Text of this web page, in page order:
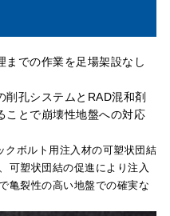
までの作業を足場架設なし
孔システムとRAD混和剤
とで崩壊性地盤への対応
ボルト用注入材の可塑状団結
可塑状団結の促進により注入
亀裂性の高い地盤での確実な